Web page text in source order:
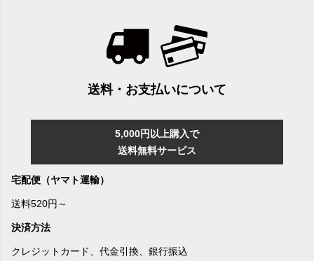
送料・お支払いについて
5,000円以上購入で
送料無料サービス
宅配便（ヤマト運輸）
送料520円～
決済方法
クレジットカード、代金引換、銀行振込